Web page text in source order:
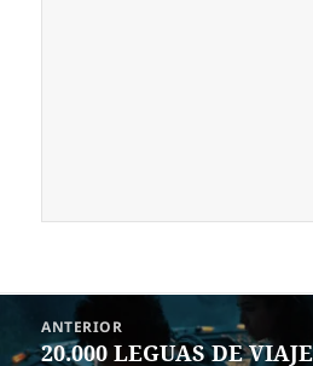
Navegación
ANTERIOR
Entrada
20.000 LEGUAS DE